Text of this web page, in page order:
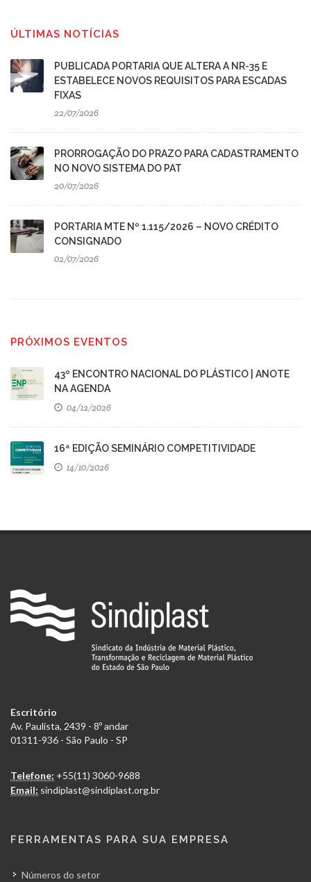
ÚLTIMAS NOTÍCIAS
PUBLICADA PORTARIA QUE ALTERA A NR-35 E
ESTABELECE NOVOS REQUISITOS PARA ESCADAS
FIXAS
22/07/2026
PRORROGAÇÃO DO PRAZO PARA CADASTRAMENTO
NO NOVO SISTEMA DO PAT
20/07/2026
PORTARIA MTE Nº 1.115/2026 – NOVO CRÉDITO
CONSIGNADO
02/07/2026
PRÓXIMOS EVENTOS
43º ENCONTRO NACIONAL DO PLÁSTICO | ANOTE
NA AGENDA
04/12/2026
16ª EDIÇÃO SEMINÁRIO COMPETITIVIDADE
14/10/2026
Escritório
Av. Paulista, 2439 - 8º andar
01311-936 - São Paulo - SP
Telefone: +55(11) 3060-9688
Email: sindiplast@sindiplast.org.br
FERRAMENTAS PARA SUA EMPRESA
Números do setor